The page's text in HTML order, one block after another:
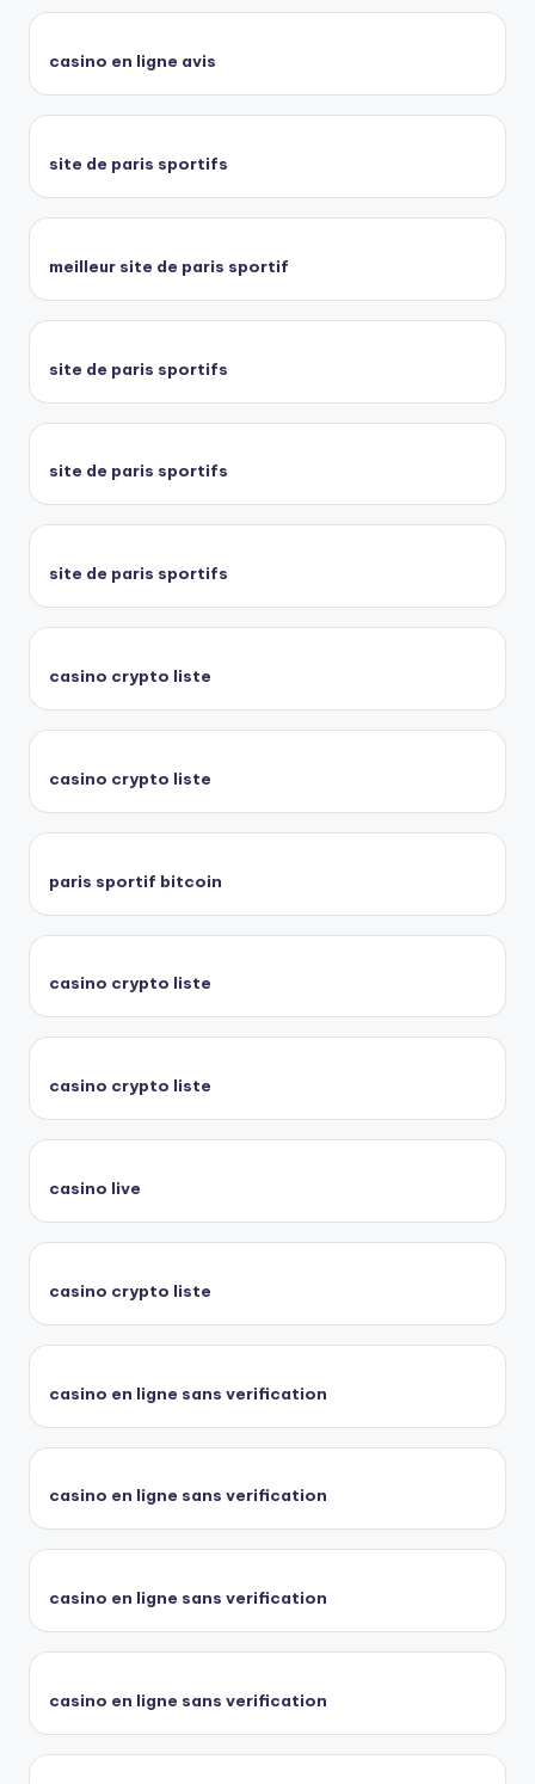
casino en ligne avis
site de paris sportifs
meilleur site de paris sportif
site de paris sportifs
site de paris sportifs
site de paris sportifs
casino crypto liste
casino crypto liste
paris sportif bitcoin
casino crypto liste
casino crypto liste
casino live
casino crypto liste
casino en ligne sans verification
casino en ligne sans verification
casino en ligne sans verification
casino en ligne sans verification